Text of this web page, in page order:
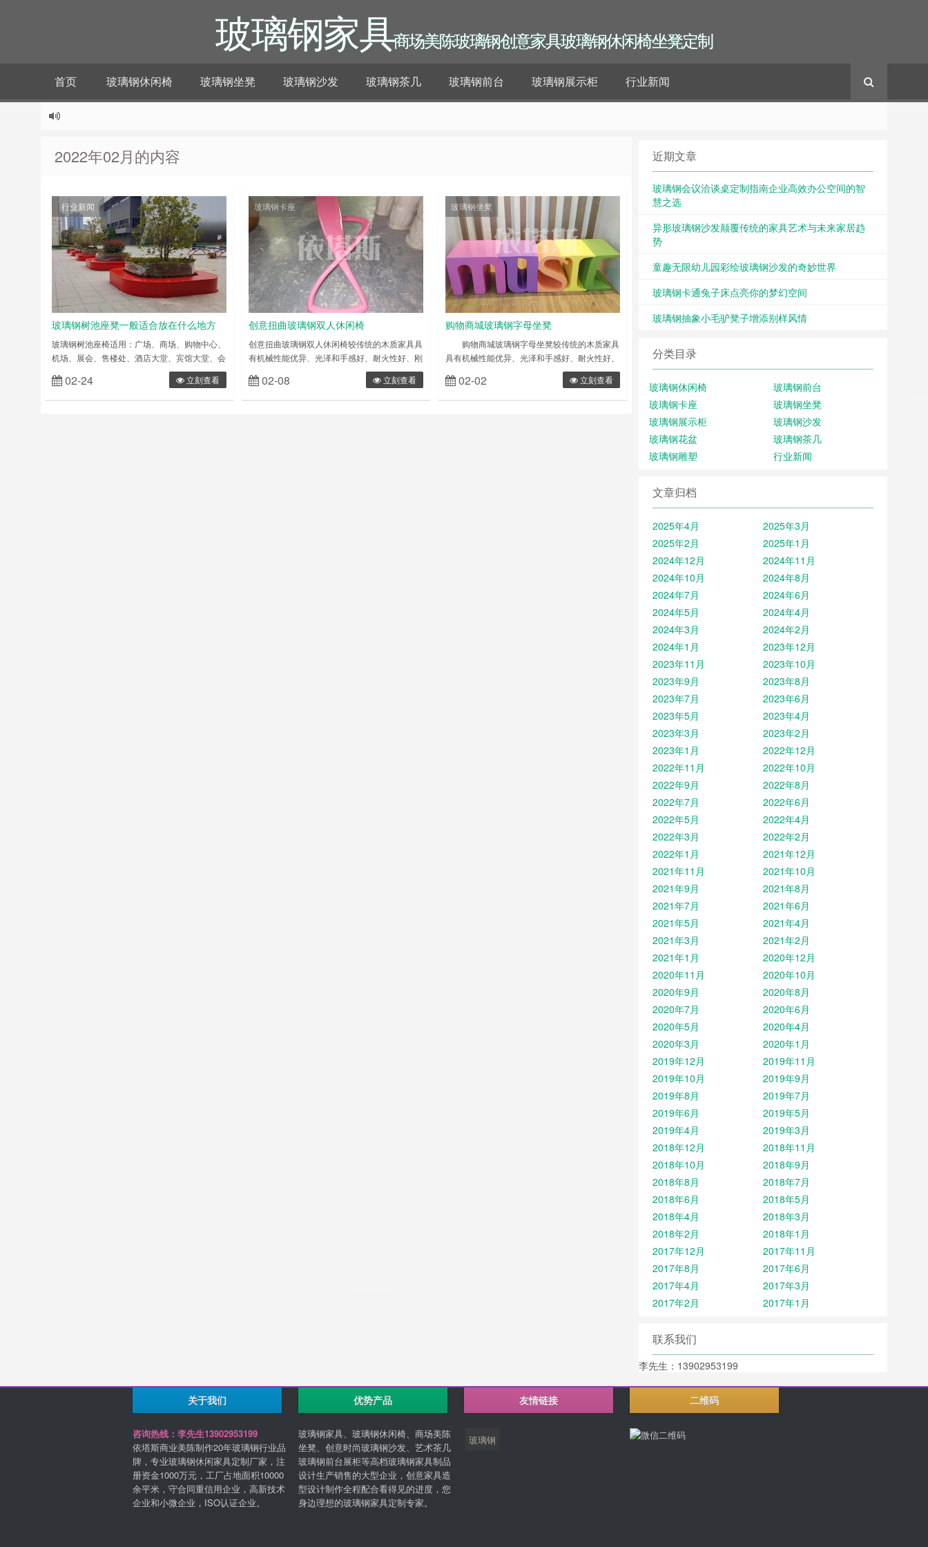
玻璃钢家具商场美陈玻璃钢创意家具玻璃钢休闲椅坐凳定制
首页 玻璃钢休闲椅 玻璃钢坐凳 玻璃钢沙发 玻璃钢茶几 玻璃钢前台 玻璃钢展示柜 行业新闻
2022年02月的内容
行业新闻
玻璃钢树池座凳一般适合放在什么地方
呢？
玻璃钢树池座椅适用：广场、商场、购物中心、
机场、展会、售楼处、酒店大堂、宾馆大堂、会
所、接待室、高级别墅、商业中心等场所美陈摆
设。 效果：整体花池效果时尚、大方、新潮
等，放在每个角落都是为城市带来了多色的光
02-24 立刻查看
玻璃钢卡座
创意扭曲玻璃钢双人休闲椅
创意扭曲玻璃钢双人休闲椅较传统的木质家具具
有机械性能优异、光泽和手感好、耐火性好、刚
度大、寿命长、耐腐蚀、耐湿热、不怕烫、防霉
菌、耐水、防火等优点，特别是不含有人造板家
具对人体有害的甲醛等挥发物质，产品质量符合
02-08 立刻查看
玻璃钢坐凳
购物商城玻璃钢字母坐凳
购物商城玻璃钢字母坐凳较传统的木质家具
具有机械性能优异、光泽和手感好、耐火性好、
刚度大、寿命长、耐腐蚀、耐湿热、不怕烫、防
霉菌、耐水、防火等优点，特别是不含有人造板
家具对人体有害的甲醛等挥发物质，产品质量符
02-02 立刻查看
近期文章
玻璃钢会议洽谈桌定制指南企业高效办公空间的智
慧之选
异形玻璃钢沙发颠覆传统的家具艺术与未来家居趋
势
童趣无限幼儿园彩绘玻璃钢沙发的奇妙世界
玻璃钢卡通兔子床点亮你的梦幻空间
玻璃钢抽象小毛驴凳子增添别样风情
分类目录
玻璃钢休闲椅
玻璃钢前台
玻璃钢卡座
玻璃钢坐凳
玻璃钢展示柜
玻璃钢沙发
玻璃钢花盆
玻璃钢茶几
玻璃钢雕塑
行业新闻
文章归档
2025年4月
2025年3月
2025年2月
2025年1月
2024年12月
2024年11月
2024年10月
2024年8月
2024年7月
2024年6月
2024年5月
2024年4月
2024年3月
2024年2月
2024年1月
2023年12月
2023年11月
2023年10月
2023年9月
2023年8月
2023年7月
2023年6月
2023年5月
2023年4月
2023年3月
2023年2月
2023年1月
2022年12月
2022年11月
2022年10月
2022年9月
2022年8月
2022年7月
2022年6月
2022年5月
2022年4月
2022年3月
2022年2月
2022年1月
2021年12月
2021年11月
2021年10月
2021年9月
2021年8月
2021年7月
2021年6月
2021年5月
2021年4月
2021年3月
2021年2月
2021年1月
2020年12月
2020年11月
2020年10月
2020年9月
2020年8月
2020年7月
2020年6月
2020年5月
2020年4月
2020年3月
2020年1月
2019年12月
2019年11月
2019年10月
2019年9月
2019年8月
2019年7月
2019年6月
2019年5月
2019年4月
2019年3月
2018年12月
2018年11月
2018年10月
2018年9月
2018年8月
2018年7月
2018年6月
2018年5月
2018年4月
2018年3月
2018年2月
2018年1月
2017年12月
2017年11月
2017年8月
2017年6月
2017年4月
2017年3月
2017年2月
2017年1月
联系我们
李先生：13902953199
关于我们
咨询热线：李先生13902953199
依塔斯商业美陈制作20年玻璃钢行业品
牌，专业玻璃钢休闲家具定制厂家，注
册资金1000万元，工厂占地面积10000
余平米，守合同重信用企业，高新技术
企业和小微企业，ISO认证企业。
优势产品
玻璃钢家具、玻璃钢休闲椅、商场美陈
坐凳、创意时尚玻璃钢沙发、艺术茶几
玻璃钢前台展柜等高档玻璃钢家具制品
设计生产销售的大型企业，创意家具造
型设计制作全程配合看得见的进度，您
身边理想的玻璃钢家具定制专家。
友情链接
玻璃钢
二维码